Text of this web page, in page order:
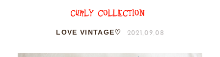
LOVE VINTAGE♡ 2021.09.08